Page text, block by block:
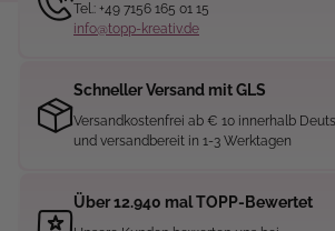
Tel.: +49 7156 165 01 15
info@topp-kreativ.de
Schneller Versand mit GLS
Versandkostenfrei ab € 10 innerhalb
und versandbereit in 1-3 Werktagen
Über 12.940 mal TOPP-Bewertet